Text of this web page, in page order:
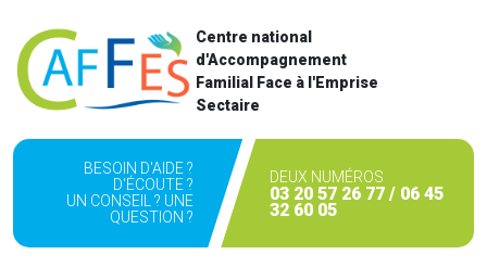
Centre national
d'Accompagnement
Familial Face à l'Emprise
Sectaire
BESOIN D'AIDE ?
D'ÉCOUTE ?
UN CONSEIL ? UNE
QUESTION ?
DEUX NUMÉROS
03 20 57 26 77 / 06 45
32 60 05